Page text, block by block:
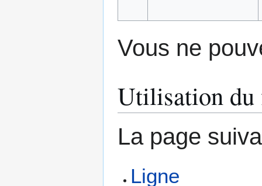
Vous ne
Utilisation du
La page
Ligne